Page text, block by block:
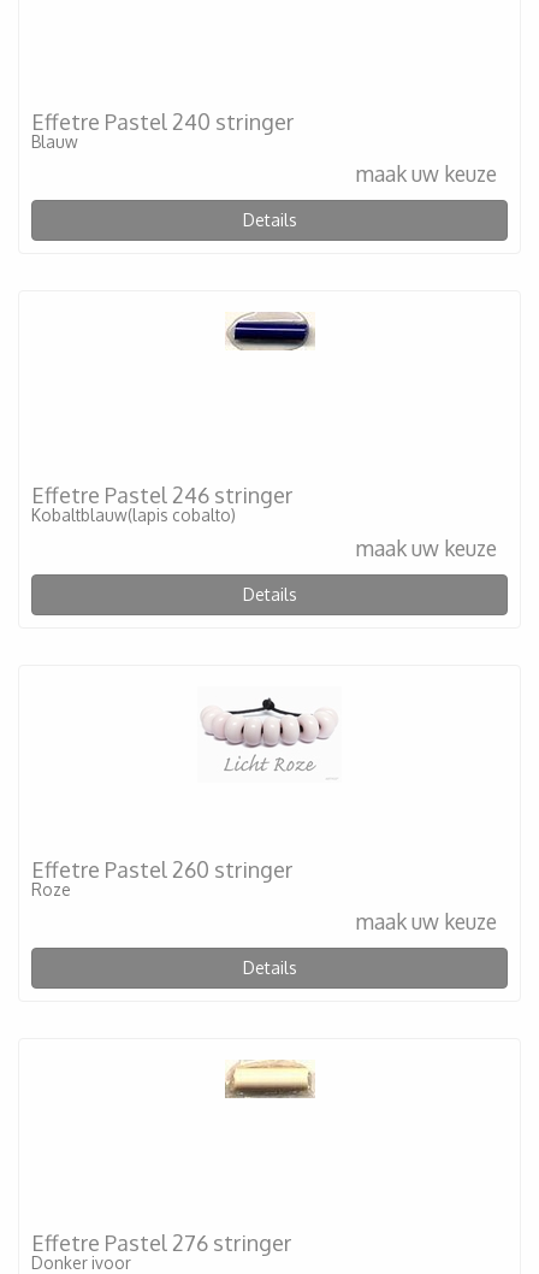
Effetre Pastel 240 stringer
Blauw
maak uw keuze
Details
Effetre Pastel 246 stringer
Kobaltblauw(lapis cobalto)
maak uw keuze
Details
Effetre Pastel 260 stringer
Roze
maak uw keuze
Details
Effetre Pastel 276 stringer
Donker ivoor